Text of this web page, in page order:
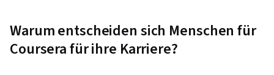
Warum entscheiden sich Menschen für
Coursera für ihre Karriere?